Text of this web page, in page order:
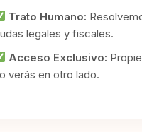
Trato Humano:
legales y fiscales.
Acceso Exclusivo:
verás en otro lado.